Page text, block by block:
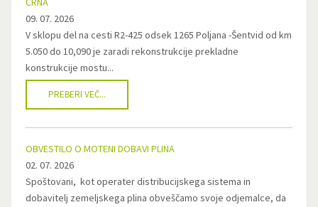
09. 07. 2026
V sklopu del na cesti R2-425 odsek 1265 Poljana -Šentvid od km
5.050 do 10,090 je zaradi rekonstrukcije prekladne
konstrukcije mostu...
PREBERI VEČ...
OBVESTILO O MOTENI DOBAVI PLINA
02. 07. 2026
Spoštovani, kot operater distribucijskega sistema in
dobavitelj zemeljskega plina obveščamo svoje odjemalce, da